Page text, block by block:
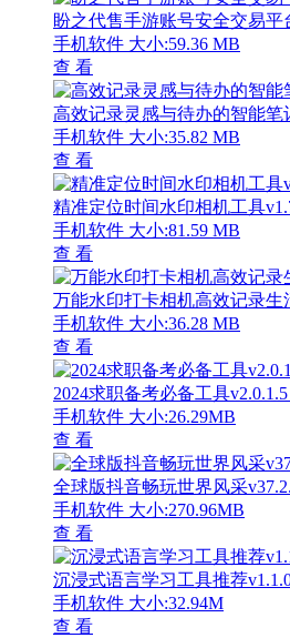
盼之代售手游账号安全交易平
手机软件 大小:59.36 MB
查 看
高效记录灵感与待办的智能笔
手机软件 大小:35.82 MB
查 看
精准定位时间水印相机工具
手机软件 大小:81.59 MB
查 看
万能水印打卡相机高效记录生
手机软件 大小:36.28 MB
查 看
2024求职备考必备工具
手机软件 大小:26.29MB
查 看
全球版抖音畅玩世界风采
手机软件 大小:270.96MB
查 看
沉浸式语言学习工具推荐
手机软件 大小:32.94M
查 看